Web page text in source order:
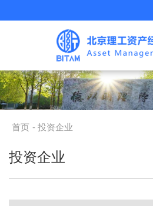
首页 - 投资企业
投资企业